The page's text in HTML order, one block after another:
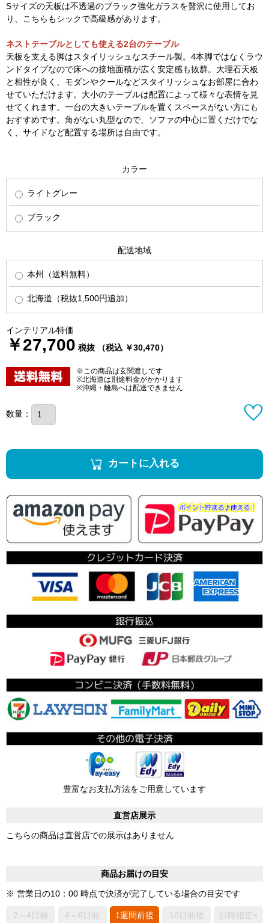
Sサイズの天板は不透過のブラック強化ガラスを贅沢に使用してお
り、こちらもシックで高級感があります。
ネストテーブルとしても使える2台のテーブル
天板を支える脚はスタイリッシュなスチール製。4本脚ではなくラウ
ンドタイプなので床への接地面積が広く安定感も抜群。大理石天板
と相性が良く、モダンやクールなどスタイリッシュなお部屋に合わ
せていただけます。大小のテーブルは配置によって様々な表情を見
せてくれます。一台の大きいテーブルを置くスペースがない方にも
おすすめです。角がない丸型なので、ソファの中心に置くだけでな
く、サイドなど配置する場所は自由です。
カラー
ライトグレー
ブラック
配送地域
本州（送料無料）
北海道（税抜1,500円追加）
インテリアル特価
￥27,700 税抜 （税込 ￥30,470）
※この商品は玄関渡しです
※北海道は別途料金がかかります
※沖縄・離島へは配送できません
数量：
カートに入れる
豊富なお支払方法をご用意しています
直営店展示
こちらの商品は直営店での展示はありません
商品お届けの目安
※ 営業日の10：00 時点で決済が完了している場合の目安です
2～4日前
4～6日前
1週間前後 10日前後 日時指定×